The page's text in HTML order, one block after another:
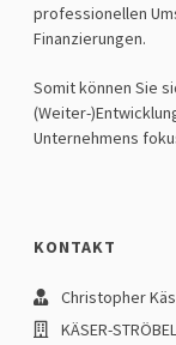
professionellen
Finanzierungen.
Somit können Sie
(Weiter-
Unternehmens
KONTAKT
Christopher
KÄSER-